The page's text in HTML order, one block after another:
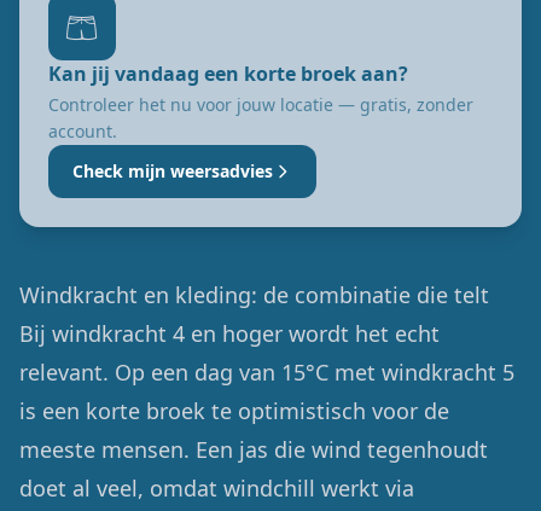
🩳
Kan jij vandaag een korte broek aan?
Controleer het nu voor jouw locatie — gratis, zonder
account.
Check mijn weersadvies
Windkracht en kleding: de combinatie die telt
Bij windkracht 4 en hoger wordt het echt
relevant. Op een dag van 15°C met windkracht 5
is een korte broek te optimistisch voor de
meeste mensen. Een jas die wind tegenhoudt
doet al veel, omdat windchill werkt via